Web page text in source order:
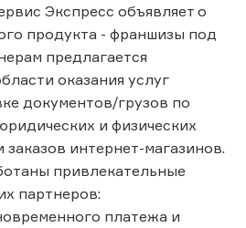
Экспресс объявляет о
продукта - франшизы под
предлагается
оказания услуг
документов/грузов по
и физических
интернет-магазинов.
привлекательные
партнеров:
платежа и